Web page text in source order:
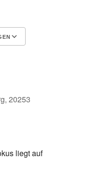
20253
liegt auf